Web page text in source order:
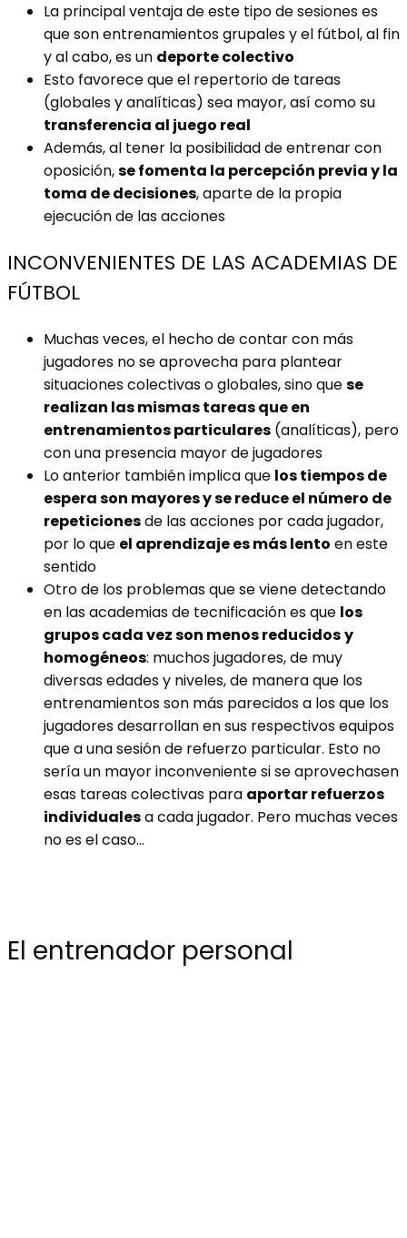
La principal ventaja de este tipo de sesiones es
que son entrenamientos grupales y el fútbol, al fin
y al cabo, es un deporte colectivo
Esto favorece que el repertorio de tareas
(globales y analíticas) sea mayor, así como su
transferencia al juego real
Además, al tener la posibilidad de entrenar con
oposición,se fomenta la percepción previa y la
toma de decisiones, aparte de la propia
ejecución de las acciones
INCONVENIENTES DE LAS ACADEMIAS DE
FÚTBOL
Muchas veces, el hecho de contar con más
jugadores no se aprovecha para plantear
situaciones colectivas o globales, sino quese
realizan las mismas tareas que en
entrenamientos particulares (analíticas), pero
con una presencia mayor de jugadores
Lo anterior también implica que los tiempos de
espera son mayores y se reduce el número de
repeticionesde las acciones por cada jugador,
por lo que el aprendizaje es más lento en este
sentido
Otro de los problemas que se viene detectando
en las academias de tecnificación es que los
grupos cada vez son menos reducidosy
homogéneos: muchos jugadores, de muy
diversas edades y niveles, de manera que los
entrenamientos son más parecidos a los que los
jugadores desarrollan en sus respectivos equipos
que a una sesión de refuerzo particular. Esto no
sería un mayor inconveniente si se aprovechasen
esas tareas colectivas para aportar refuerzos
individualesa cada jugador. Pero muchas veces
no es el caso…
El entrenador personal